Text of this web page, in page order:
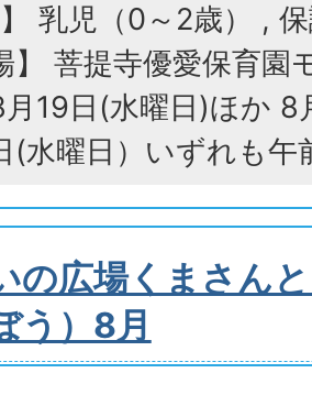
】 乳児（0～2歳） ,
】 菩提寺優愛保育園
19日(水曜日)ほか 8
(水曜日）いずれも午
の広場くまさん
う）8月